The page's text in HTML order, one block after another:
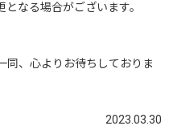
なる場合がございます。
同、心よりお待ちしておりま
2023.03.30